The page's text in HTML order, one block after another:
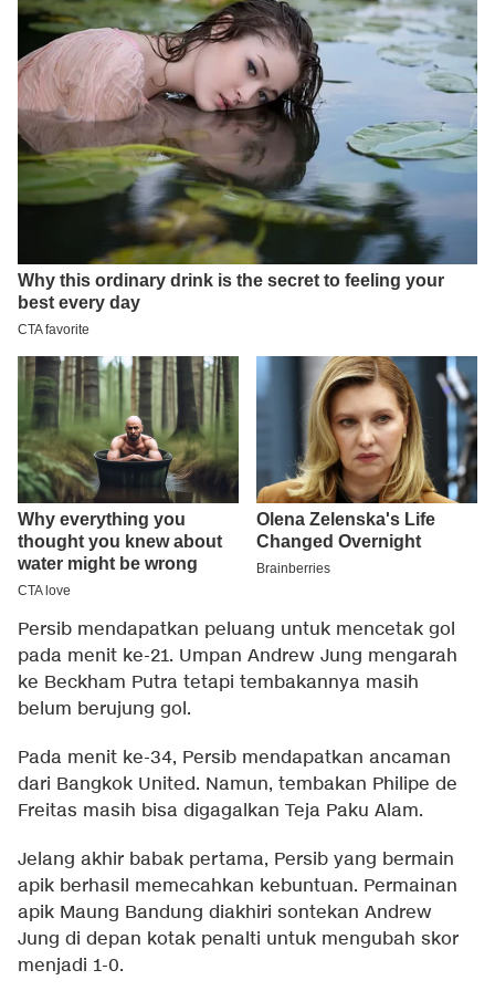
Persib mendapatkan peluang untuk mencetak gol
pada menit ke-21. Umpan Andrew Jung mengarah
ke Beckham Putra tetapi tembakannya masih
belum berujung gol.
Pada menit ke-34, Persib mendapatkan ancaman
dari Bangkok United. Namun, tembakan Philipe de
Freitas masih bisa digagalkan Teja Paku Alam.
Jelang akhir babak pertama, Persib yang bermain
apik berhasil memecahkan kebuntuan. Permainan
apik Maung Bandung diakhiri sontekan Andrew
Jung di depan kotak penalti untuk mengubah skor
menjadi 1-0.